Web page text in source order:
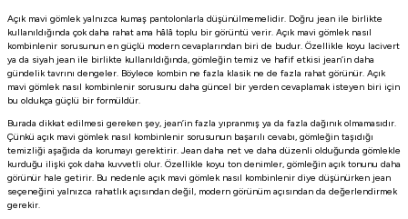
Açık mavi gömlek yalnızca kumaş pantolonlarla düşünülmemelidir. Doğru jean ile birlikte
kullanıldığında çok daha rahat ama hâlâ toplu bir görüntü verir. Açık mavi gömlek nasıl
kombinlenir sorusunun en güçlü modern cevaplarından biri de budur. Özellikle koyu lacivert
ya da siyah jean ile birlikte kullanıldığında, gömleğin temiz ve hafif etkisi jean’in daha
gündelik tavrını dengeler. Böylece kombin ne fazla klasik ne de fazla rahat görünür. Açık
mavi gömlek nasıl kombinlenir sorusunu daha güncel bir yerden cevaplamak isteyen biri için
bu oldukça güçlü bir formüldür.
Burada dikkat edilmesi gereken şey, jean’in fazla yıpranmış ya da fazla dağınık olmamasıdır.
Çünkü açık mavi gömlek nasıl kombinlenir sorusunun başarılı cevabı, gömleğin taşıdığı
temizliği aşağıda da korumayı gerektirir. Jean daha net ve daha düzenli olduğunda gömlekle
kurduğu ilişki çok daha kuvvetli olur. Özellikle koyu ton denimler, gömleğin açık tonunu daha
görünür hale getirir. Bu nedenle açık mavi gömlek nasıl kombinlenir diye düşünürken jean
seçeneğini yalnızca rahatlık açısından değil, modern görünüm açısından da değerlendirmek
gerekir.